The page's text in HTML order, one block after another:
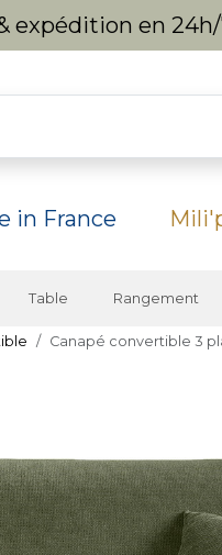
expédition en
in France
Table Rangement
Canapé convertible 3